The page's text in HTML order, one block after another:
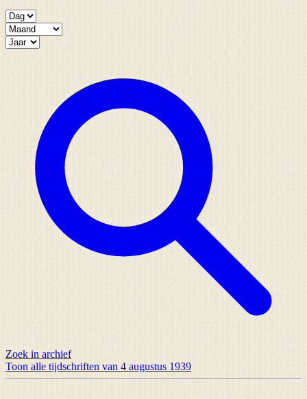
Zoek in archief
Toon alle tijdschriften van 4 augustus 1939